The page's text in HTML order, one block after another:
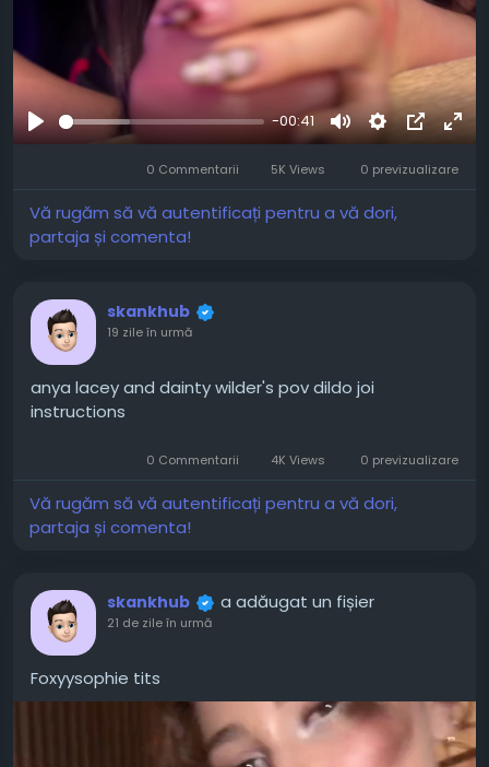
Joaca
-00:41
MuteSettingsPicture-
in-
0 Commentarii 5K Views 0 previzualizare
Vă rugăm să vă autentificați pentru a vă dori,
partaja și comenta!
skankhub
19 zile în urmă
anya lacey and dainty wilder's pov dildo joi
instructions
Play
0 Commentarii 4K Views 0 previzualizare
Vă rugăm să vă autentificați pentru a vă dori,
partaja și comenta!
skankhub a adăugat un fișier
21 de zile în urmă
Foxyysophie tits